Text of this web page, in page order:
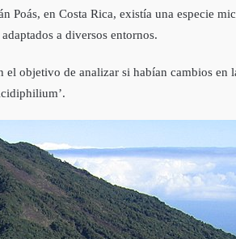
en Costa Rica, existía una especie
a diversos entornos.
objetivo de analizar si habían cambios